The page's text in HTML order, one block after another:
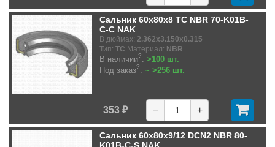
Сальник 60x80x8 TC NBR 70-K01B-
C-C NAK
В дюймах: 2.362x3.150x0.315
Тип: TC Материал: NBR
В наличии?: >100 шт.
Под заказ?: ~ >256 шт.
353 ₽ − +
Сальник 60x80x9/12 DCN2 NBR 80-